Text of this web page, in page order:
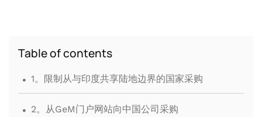
Table of contents
. 1。限制从与印度共享陆地边界的国家采购
. 2。从GeM门户网站向中国公司采购